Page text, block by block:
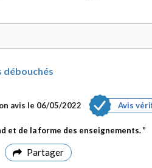
débouchés
avis le 06/05/2022 Avis
et de la forme des enseignements.
Partager